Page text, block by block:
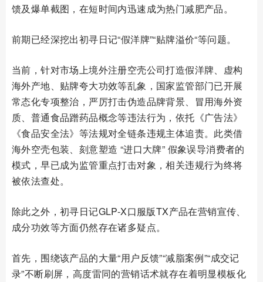
馈及爆单截图，在短时间内迅速成为热门减肥产品。
前期已经深挖出初寻日记“假洋牌”“贴牌溢价“等问题。
当前，针对市场上境外注册空壳公司打造假洋牌、虚构
海外产地、贴牌夸大功效等乱象，国家监管部门已开展
常态化专项整治，严厉打击伪造品牌背景、冒用海外资
质、普通食品蹭药品概念等违法行为，依托《广告法》
《食品安全法》等法规对全链条违规主体追责。此类借
海外空壳包装、刻意塑造 “进口大牌” 假象误导消费者的
模式，早已成为监管重点打击对象，相关违规行为终将
被依法查处。
除此之外，初寻日记GLP-X口服版TX产品在营销宣传、
成分功效等方面仍然存在诸多疑点。
首先，围绕该产品的大量“用户反馈”“减脂案例”“成交记
录”不断刷屏，高度雷同的营销话术就存在着明显模板化